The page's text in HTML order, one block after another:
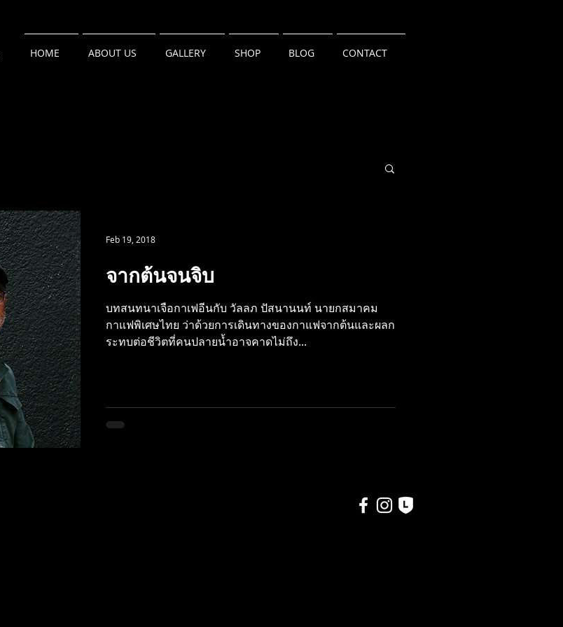
HOME ABOUT US GALLERY SHOP BLOG CONTACT
จากต้นจนจิบ
บทสนทนาเจือกาเฟอีนกับ วัลลภ ปัสนานนท์ นายกสมาคม
กาแฟพิเศษไทย ว่าด้วยการเดินทางของกาแฟจากต้นและผลก
ระทบต่อชีวิตที่คนปลายน้ำอาจคาดไม่ถึง...
Feb 19, 2018